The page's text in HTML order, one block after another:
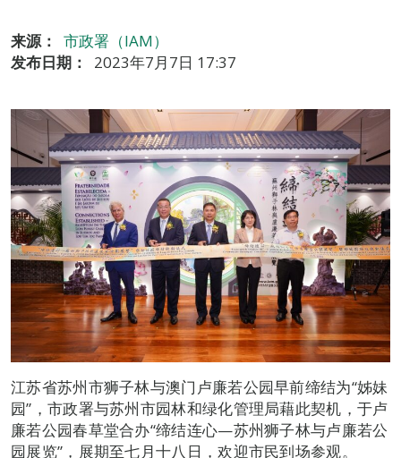
来源：
市政署（IAM）
发布日期：
2023年7月7日 17:37
江苏省苏州市狮子林与澳门卢廉若公园早前缔结为“姊妹
园”，市政署与苏州市园林和绿化管理局藉此契机，于卢
廉若公园春草堂合办“缔结连心—苏州狮子林与卢廉若公
园展览”，展期至七月十八日，欢迎市民到场参观。